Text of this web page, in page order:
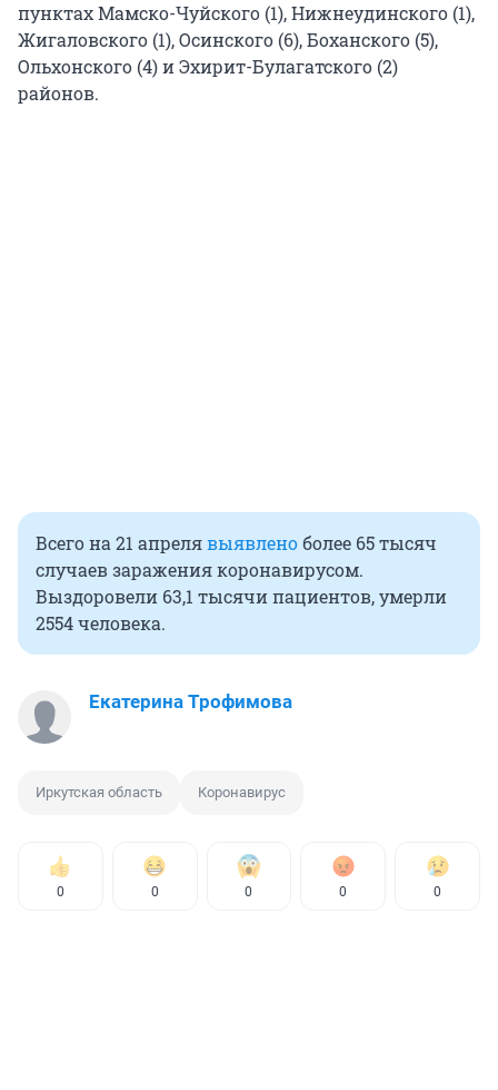
пунктах Мамско-Чуйского (1), Нижнеудинского (1),
Жигаловского (1), Осинского (6), Боханского (5),
Ольхонского (4) и Эхирит-Булагатского (2)
районов.
Всего на 21 апрелявыявленоболее 65 тысяч
случаев заражения коронавирусом.
Выздоровели 63,1 тысячи пациентов, умерли
2554 человека.
Екатерина Трофимова
Иркутская область Коронавирус
0 0 0 0 0